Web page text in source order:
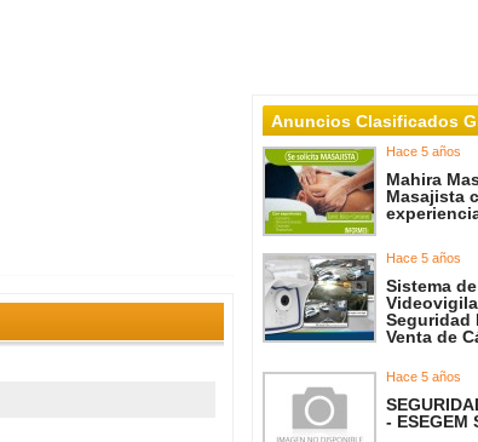
Anuncios Clasificados
Hace 5 años
Mahira
Masajista
Hace 5 años
Sistema de
Seguridad
Venta de
Hace 5 años
- ESEGEM